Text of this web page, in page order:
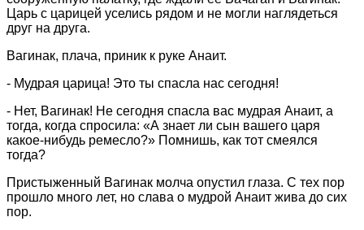
Царь с царицей уселись рядом и не могли наглядеться
друг на друга.
Вагинак, плача, приник к руке Анаит.
- Мудрая царица! Это ты спасла нас сегодня!
- Нет, Вагинак! Не сегодня спасла вас мудрая Анаит, а
тогда, когда спросила: «А знает ли сын вашего царя
какое-нибудь ремесло?» Помнишь, как тот смеялся
тогда?
Пристыженный Вагинак молча опустил глаза. С тех пор
прошло много лет, но слава о мудрой Анаит жива до сих
пор.